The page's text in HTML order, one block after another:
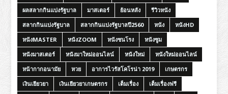
ผลสลากกินแบ่งรัฐบาล
มาสเตอร์ ย้อนหลัง
รีวิวหนัง
สลากกินแบ่งรัฐบาล
สลากกินแบ่งรัฐบาลปี2560 หนัง
หนังHD
หนังMASTER
หนังZOOM หนังชนโรง
หนังซูม
หนังมาสเตอร์
หนังมาใหม่ออนไลน์ หนังใหม่
หนังใหม่ออนไลน์
หน้ากากอนามัย
หวย อาการไวรัสโคโรน่า 2019
เกษตรกร
เงินเยียวยา
เงินเยียวยาเกษตรกร เต็มเรื่อง
เต็มเรื่องฟรี